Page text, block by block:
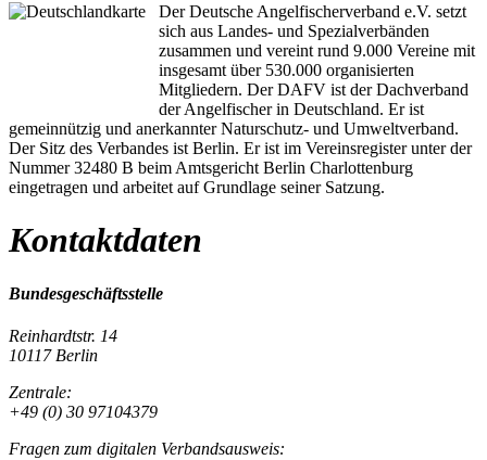
Der Deutsche Angelfischerverband e.V. setzt
sich aus Landes- und Spezialverbänden
zusammen und vereint rund 9.000 Vereine mit
insgesamt über 530.000 organisierten
Mitgliedern. Der DAFV ist der Dachverband
der Angelfischer in Deutschland. Er ist
gemeinnützig und anerkannter Naturschutz- und Umweltverband.
Der Sitz des Verbandes ist Berlin. Er ist im Vereinsregister unter der
Nummer 32480 B beim Amtsgericht Berlin Charlottenburg
eingetragen und arbeitet auf Grundlage seiner Satzung.
Kontaktdaten
Bundesgeschäftsstelle
Reinhardtstr. 14
10117 Berlin
Zentrale:
+49 (0) 30 97104379
Fragen zum digitalen Verbandsausweis: